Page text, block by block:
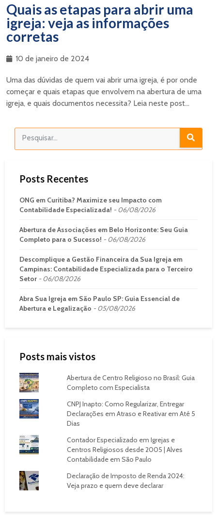
Quais as etapas para abrir uma
igreja: veja as informações
corretas
10 de janeiro de 2024
Uma das dúvidas de quem vai abrir uma igreja, é por onde
começar e quais etapas que envolvem na abertura de uma
igreja, e quais documentos necessita? Leia neste post...
Posts Recentes
ONG em Curitiba? Maximize seu Impacto com
Contabilidade Especializada!
06/08/2026
Abertura de Associações em Belo Horizonte: Seu Guia
Completo para o Sucesso!
06/08/2026
Descomplique a Gestão Financeira da Sua Igreja em
Campinas: Contabilidade Especializada para o Terceiro
Setor
06/08/2026
Abra Sua Igreja em São Paulo SP: Guia Essencial de
Abertura e Legalização
05/08/2026
Posts mais vistos
Abertura de Centro Religioso no Brasil: Guia
Completo com Especialista
CNPJ Inapto: Como Regularizar, Entregar
Declarações em Atraso e Reativar em Até 5
Dias
Contador Especializado em Igrejas e
Centros Religiosos desde 2005 | Alves
Contabilidade em São Paulo
Declaração de Imposto de Renda 2024:
Veja prazo e quem deve declarar